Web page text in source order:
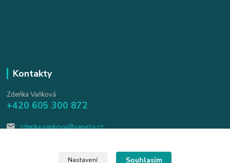
Kontakty
Zdeňka Vaňková
+420 605 300 872
zdenka.vankova@vaneza.cz
Nastavení Souhlasím